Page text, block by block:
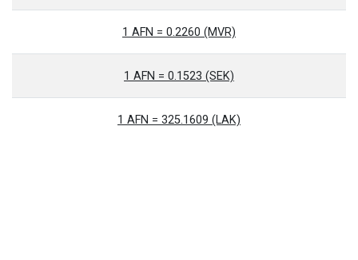
1 AFN = 0.2260 (MVR)
1 AFN = 0.1523 (SEK)
1 AFN = 325.1609 (LAK)